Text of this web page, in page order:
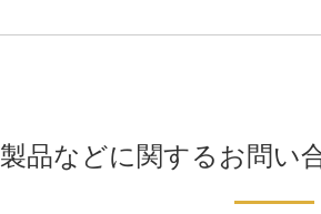
製品などに関するお問い